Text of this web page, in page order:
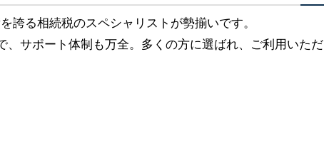
誇る相続税のスペシャリストが勢揃いです。
サポート体制も万全。多くの方に選ばれ、ご利用いただ